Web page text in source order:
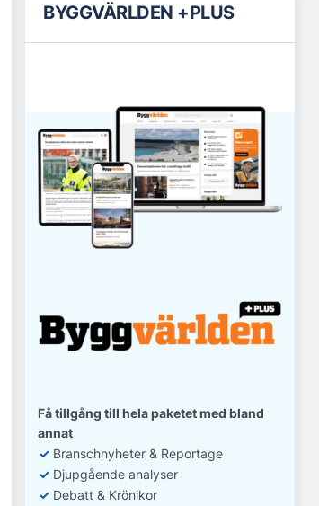
BYGGVÄRLDEN +PLUS
Få tillgång till hela paketet med bland
annat
✓ Branschnyheter & Reportage
✓ Djupgående analyser
✓ Debatt & Krönikor